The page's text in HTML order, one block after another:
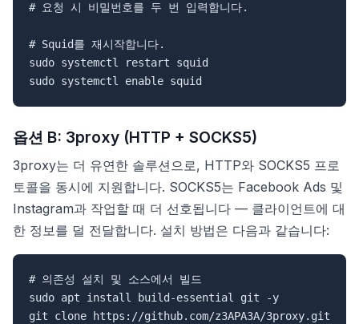
# 요청 시 비밀번호를 두 번 입력합니다.
# Squid를 재시작합니다.
sudo systemctl restart squid
옵션 B: 3proxy (HTTP + SOCKS5)
3proxy는 더 유연한 솔루션으로, HTTP와 SOCKS5 프로
토콜을 동시에 지원합니다. SOCKS5는 Facebook Ads 및
Instagram과 작업할 때 더 선호됩니다 — 클라이언트에 대
한 정보를 덜 전달합니다. 설치 방법은 다음과 같습니다:
# 의존성 설치 및 소스에서 빌드
sudo apt install build-essential git -y
git clone https://github.com/z3APA3A/3proxy.git